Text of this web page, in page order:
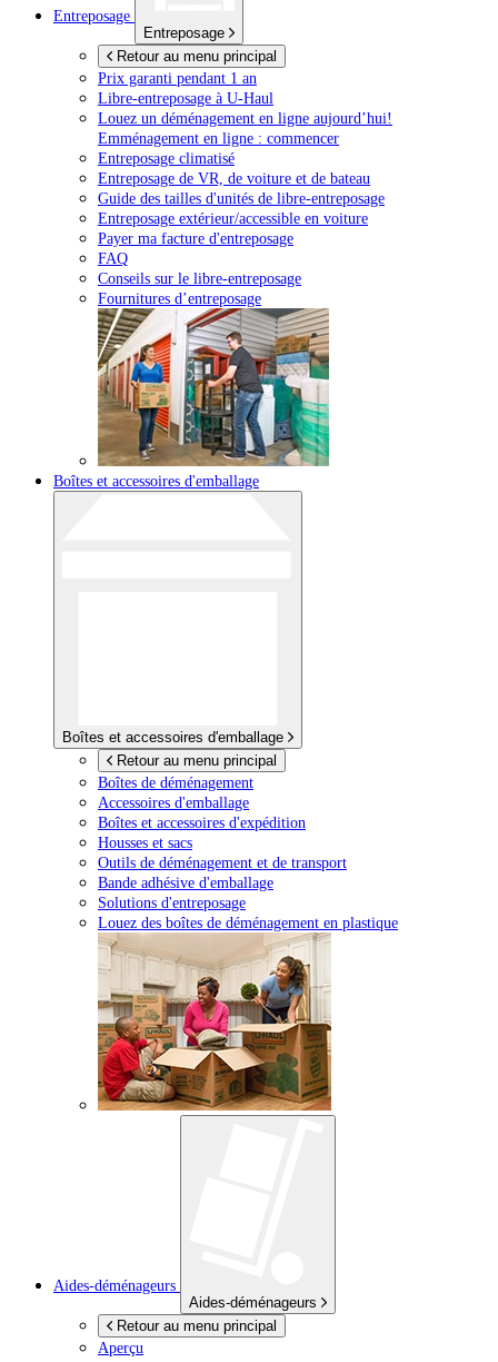
Entreposage
Entreposage
Retour au menu principal
Prix garanti pendant 1 an
Libre-entreposage à U-Haul
Louez un déménagement en ligne aujourd’hui!
Emménagement en ligne : commencer
Entreposage climatisé
Entreposage de VR, de voiture et de bateau
Guide des tailles d'unités de libre-entreposage
Entreposage extérieur/accessible en voiture
Payer ma facture d'entreposage
FAQ
Conseils sur le libre-entreposage
Fournitures d’entreposage
Boîtes et accessoires d'emballage
Boîtes et accessoires d'emballage
Retour au menu principal
Boîtes de déménagement
Accessoires d'emballage
Boîtes et accessoires d'expédition
Housses et sacs
Outils de déménagement et de transport
Bande adhésive d'emballage
Solutions d'entreposage
Louez des boîtes de déménagement en plastique
Aides-déménageurs
Aides-déménageurs
Retour au menu principal
Aperçu